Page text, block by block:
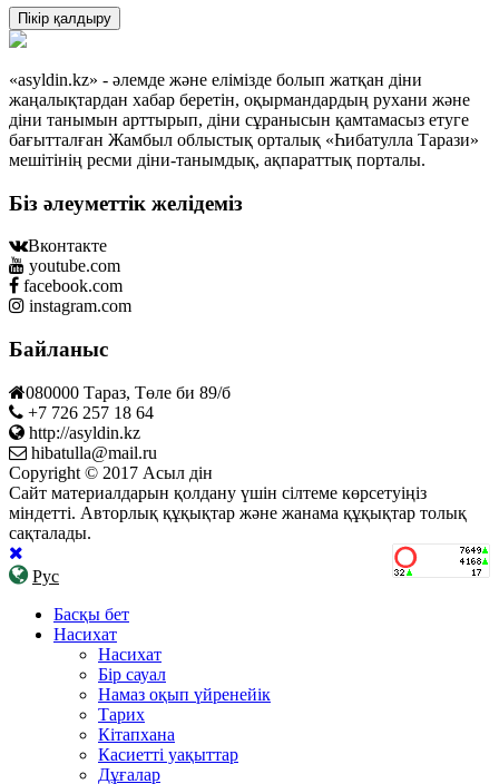
Пікір қалдыру
«asyldin.kz» - әлемде және елімізде болып жатқан діни
жаңалықтардан хабар беретін, оқырмандардың рухани және
діни танымын арттырып, діни сұранысын қамтамасыз етуге
бағытталған Жамбыл облыстық орталық «Һибатулла Тарази»
мешітінің ресми діни-танымдық, ақпараттық порталы.
Біз әлеуметтік желідеміз
Вконтакте
youtube.com
facebook.com
instagram.com
Байланыс
080000 Тараз, Төле би 89/б
+7 726 257 18 64
http://asyldin.kz
hibatulla@mail.ru
Copyright © 2017 Асыл дін
Сайт материалдарын қолдану үшін сілтеме көрсетуіңіз
міндетті. Авторлық құқықтар және жанама құқықтар толық
сақталады.
Рус
Басқы бет
Насихат
Насихат
Бір сауал
Намаз оқып үйренейік
Тарих
Кітапхана
Касиетті уақыттар
Дұғалар